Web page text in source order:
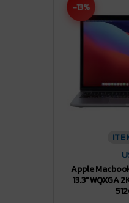
-13%
Apple
13.3″ WQXGA